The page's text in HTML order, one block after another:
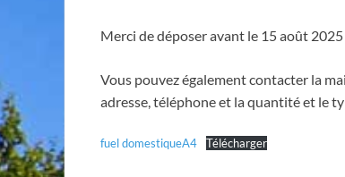
Merci de déposer avant le 15 août
Vous pouvez également contacter la
adresse, téléphone et la quantité et le
fuel domestiqueA4 Télécharger